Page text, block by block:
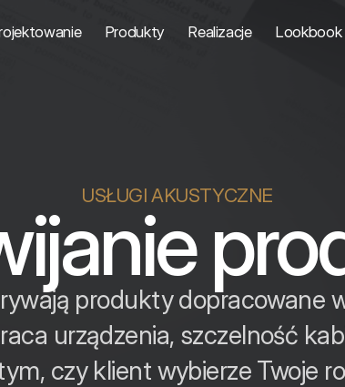
Produkty Realizacje Lookbook
USŁUGI AKUSTYCZNE
produkty dopracowane
urządzenia, szczelność
czy klient wybierze Twoje